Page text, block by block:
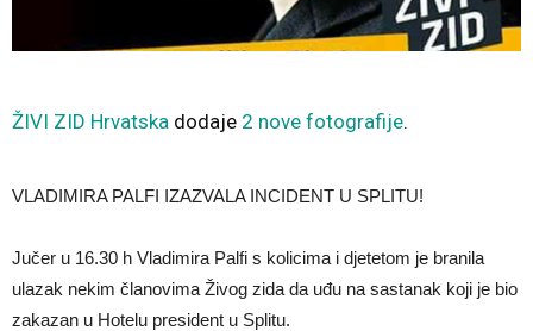
ŽIVI ZID Hrvatska dodaje 2 nove fotografije.
VLADIMIRA PALFI IZAZVALA INCIDENT U SPLITU!
Jučer u 16.30 h Vladimira Palfi s kolicima i djetetom je branila
ulazak nekim članovima Živog zida da uđu na sastanak koji je bio
zakazan u Hotelu president u Splitu.